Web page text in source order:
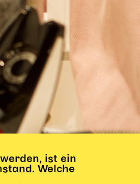
ist ein
Welche